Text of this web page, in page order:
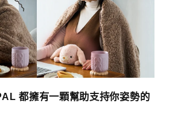
都擁有一顆幫助支持你姿勢的